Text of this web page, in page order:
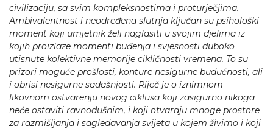
civilizaciju, sa svim kompleksnostima i proturječjima.
Ambivalentnost i neodređena slutnja ključan su psihološki
moment koji umjetnik želi naglasiti u svojim djelima iz
kojih proizlaze momenti buđenja i svjesnosti duboko
utisnute kolektivne memorije cikličnosti vremena. To su
prizori moguće prošlosti, konture nesigurne budućnosti, ali
i obrisi nesigurne sadašnjosti. Riječ je o iznimnom
likovnom ostvarenju novog ciklusa koji zasigurno nikoga
neće ostaviti ravnodušnim, i koji otvaraju mnoge prostore
za razmišljanja i sagledavanja svijeta u kojem živimo i koji